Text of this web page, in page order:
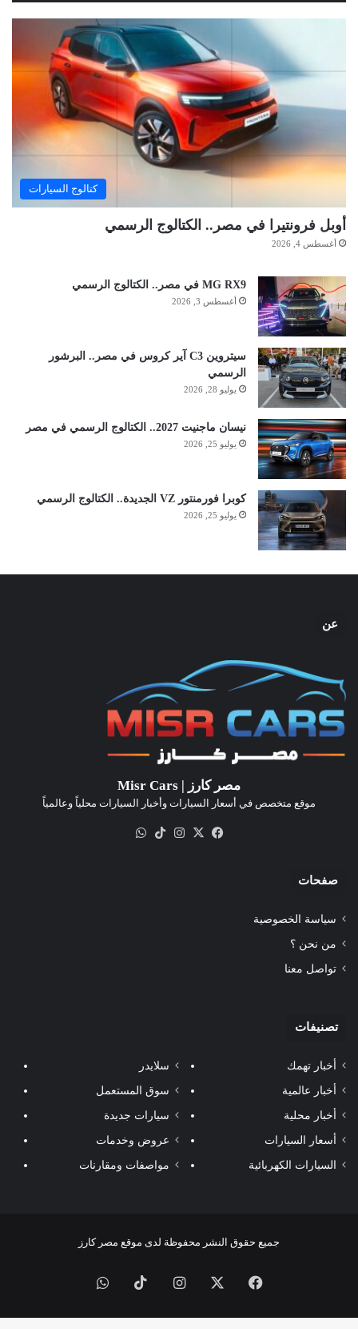
كتالوج السيارات
أوبل فرونتيرا في مصر.. الكتالوج الرسمي
أغسطس 4, 2026
MG RX9 في مصر.. الكتالوج الرسمي
أغسطس 3, 2026
سيتروين C3 آير كروس في مصر.. البرشور
الرسمي
يوليو 28, 2026
نيسان ماجنيت 2027.. الكتالوج الرسمي في مصر
يوليو 25, 2026
كوبرا فورمنتور VZ الجديدة.. الكتالوج الرسمي
يوليو 25, 2026
عن
مصر كارز | Misr Cars
موقع متخصص في أسعار السيارات وأخبار السيارات محلياً وعالمياً
فيسبوك
‫X انستقرام‫TikTok
صفحات
سياسة الخصوصية
من نحن ؟
تواصل معنا
تصنيفات
أخبار تهمك
أخبار عالمية
أخبار محلية
أسعار السيارات
السيارات الكهربائية
سلايدر
سوق المستعمل
سيارات جديدة
عروض وخدمات
مواصفات ومقارنات
جميع حقوق النشر محفوظة لدى موقع مصر كارز
فيسبوك انستقرام‫TikTokواتساب